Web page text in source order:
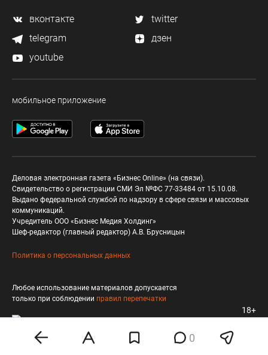
0
вконтакте
twitter
telegram
дзен
youtube
мобильное приложение
Деловая электронная газета «Бизнес Online» (на связи).
Свидетельство о регистрации СМИ Эл №ФС 77-33484 от 15.10.08.
Выдано федеральной службой по надзору в сфере связи и массовых
коммуникаций.
Учредитель ООО «Бизнес Медия Холдинг»
Шеф-редактор (главный редактор) А.В. Брусницын
Политика о персональных данных
Любое использование материалов допускается
только при соблюдении правил перепечатки
18+